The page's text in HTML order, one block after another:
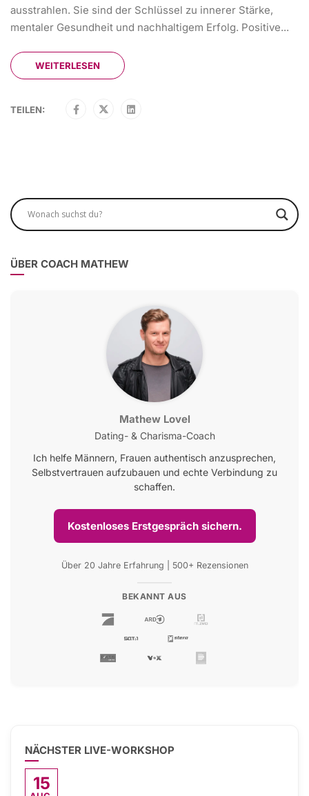
ausstrahlen. Sie sind der Schlüssel zu innerer Stärke,
mentaler Gesundheit und nachhaltigem Erfolg. Positive...
WEITERLESEN
TEILEN:
ÜBER COACH MATHEW
Mathew Lovel
Dating- & Charisma-Coach
Ich helfe Männern, Frauen authentisch anzusprechen,
Selbstvertrauen aufzubauen und echte Verbindung zu
schaffen.
Kostenloses Erstgespräch sichern.
Über 20 Jahre Erfahrung | 500+ Rezensionen
BEKANNT AUS
NÄCHSTER LIVE-WORKSHOP
15